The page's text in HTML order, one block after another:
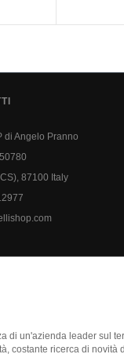
di Angelo Pranno
87100 Italy
di un'azienda leader sul
costante ricerca di novità